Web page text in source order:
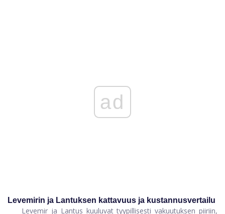
ad
‌‌Levemirin ja Lantuksen kattavuus ja kustannusvertailu
Levemir ja Lantus kuuluvat tyypillisesti vakuutuksen piiriin,